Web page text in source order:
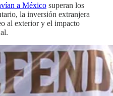
a México superan los
la inversión extranjera
al exterior y el impacto